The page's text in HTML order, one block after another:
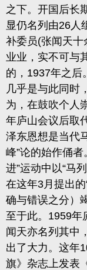
之下。开国后长
显仍名列由26人
补委员(张闻天十
业业，实不可与
的， 1937年之后
几乎是与此同时
为，在鼓吹个人
年庐山会议后取
泽东恩想是当代
峰”论的始作俑
进”运动中以“马
在这年3月提出
确与错误之分）
至于此。 1959年
闻天亦名列其中
出了大力。这年
旗》杂志上发表